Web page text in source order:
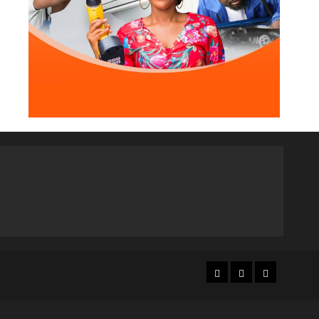
Agenda 2063 ODD Santé
Au Soudan, des mères marchent
des kilomètres pour sauver
leurs enfants de la malnutrition
1 août 2026
AccueilAccueilWeb